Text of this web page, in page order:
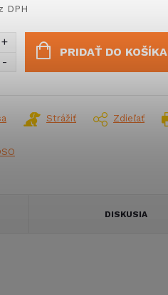
DPH
PRIDAŤ DO KOŠÍKA
Strážiť Zdieľať
DISKUSIA